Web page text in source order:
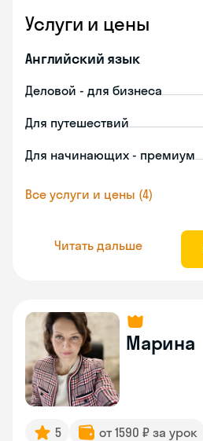
Услуги и цены
Английский язык
Деловой - для бизнеса
Для путешествий
Для начинающих - премиум
Все услуги и цены (4)
Читать дальше
Марина
5 от 1590 ₽ за урок